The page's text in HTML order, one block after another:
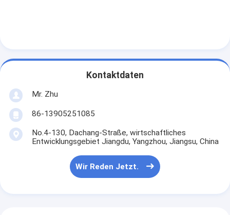
Kontaktdaten
Mr. Zhu
86-13905251085
No.4-130, Dachang-Straße, wirtschaftliches
Entwicklungsgebiet Jiangdu, Yangzhou, Jiangsu, China
Wir Reden Jetzt.